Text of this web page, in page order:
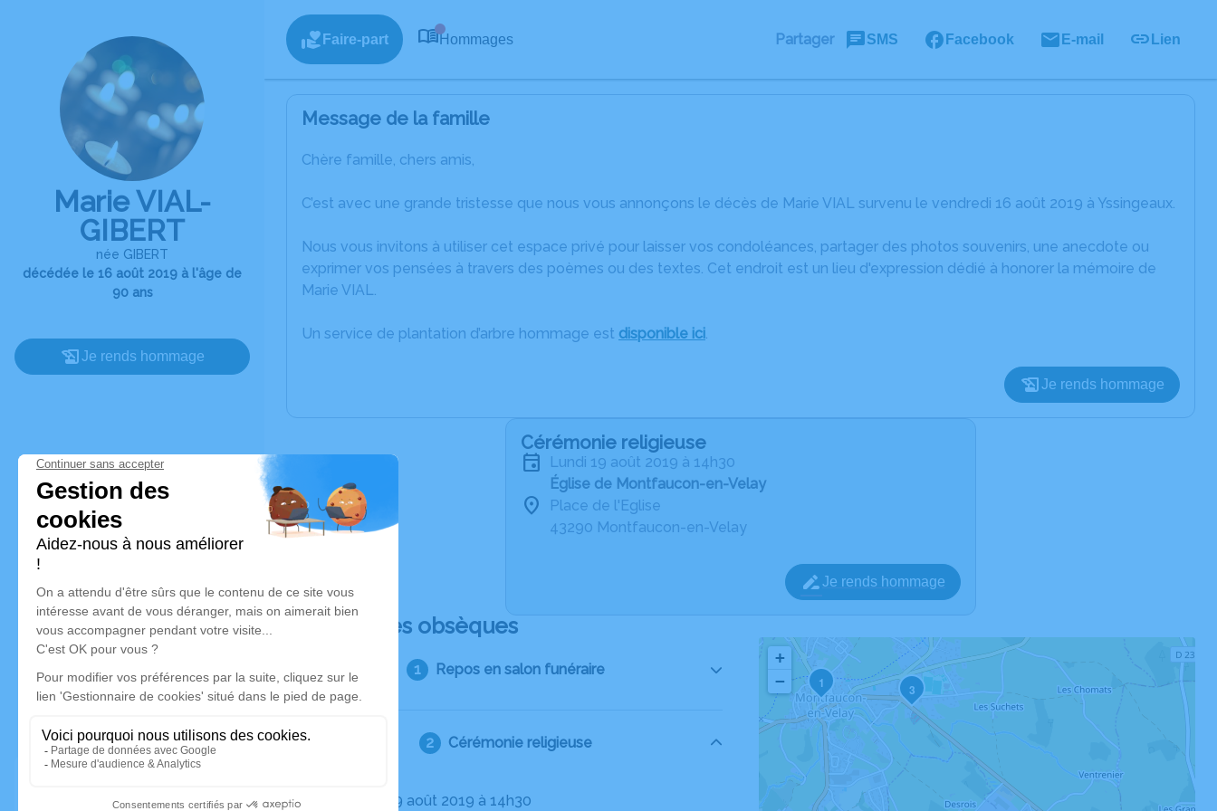
Marie VIAL-
GIBERT
née GIBERT
décédée le 16 août 2019 à l'âge de
90 ans
Je rends hommage
Faire-part Hommages Partager SMS Facebook E-mail Lien
Message de la famille
Chère famille, chers amis,
C’est avec une grande tristesse que nous vous annonçons le décès de Marie VIAL survenu le vendredi 16 août 2019 à Yssingeaux.
Nous vous invitons à utiliser cet espace privé pour laisser vos condoléances, partager des photos souvenirs, une anecdote ou
exprimer vos pensées à travers des poèmes ou des textes. Cet endroit est un lieu d'expression dédié à honorer la mémoire de
Marie VIAL.
Un service de plantation d’arbre hommage est disponible ici.
Je rends hommage
Cérémonie religieuse
lundi 19 août 2019 à 14h30
Église de Montfaucon-en-Velay
Place de l'Eglise
43290 Montfaucon-en-Velay
Je rends hommage
Déroulé des obsèques
Repos en salon funéraire
Cérémonie religieuse
Le lundi 19 août 2019 à 14h30
1 3
+
−